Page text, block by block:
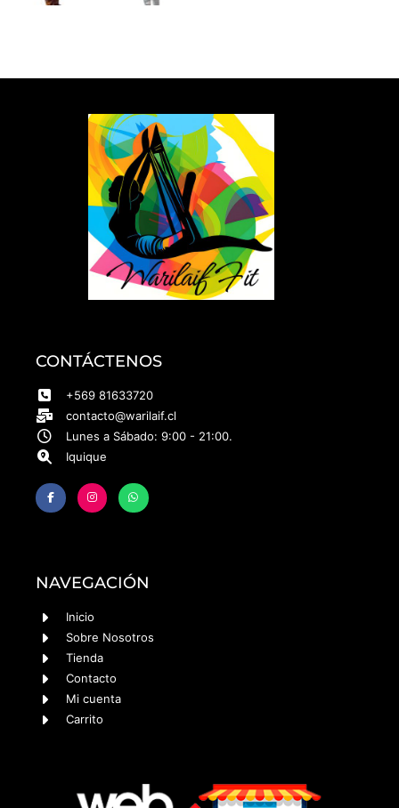
CONTÁCTENOS
+569 81633720
contacto@warilaif.cl
Lunes a Sábado: 9:00 - 21:00.
Iquique
NAVEGACIÓN
Inicio
Sobre Nosotros
Tienda
Contacto
Mi cuenta
Carrito